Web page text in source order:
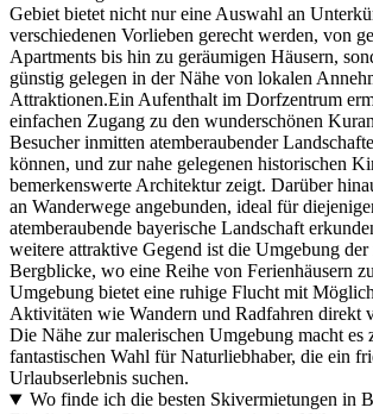
Gebiet bietet nicht nur eine Auswahl an
verschiedenen Vorlieben gerecht werden, von
Apartments bis hin zu geräumigen Häusern,
günstig gelegen in der Nähe von lokalen
Attraktionen.Ein Aufenthalt im Dorfzentrum
einfachen Zugang zu den wunderschönen
Besucher inmitten atemberaubender
können, und zur nahe gelegenen historischen
bemerkenswerte Architektur zeigt. Darüber
an Wanderwege angebunden, ideal für
atemberaubende bayerische Landschaft
weitere attraktive Gegend ist die Umgebung der
Bergblicke, wo eine Reihe von Ferienhäusern
Umgebung bietet eine ruhige Flucht mit
Aktivitäten wie Wandern und Radfahren direkt
Die Nähe zur malerischen Umgebung macht es
fantastischen Wahl für Naturliebhaber, die ein
Urlaubserlebnis suchen.
Wo finde ich die besten Skivermietungen in